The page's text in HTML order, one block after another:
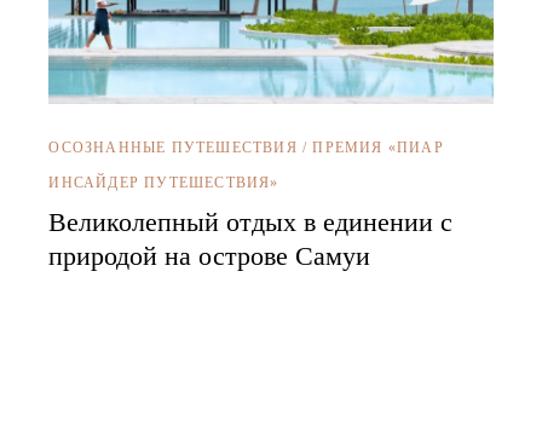
ОСОЗНАННЫЕ ПУТЕШЕСТВИЯ /ПРЕМИЯ «ПИАР
ИНСАЙДЕР ПУТЕШЕСТВИЯ»
Великолепный отдых в единении с
природой на острове Самуи